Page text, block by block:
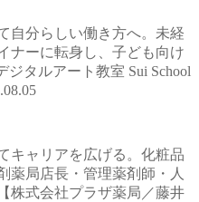
自分らしい働き方へ。未経
ナーに転身し、子ども向け
タルアート教室 Sui School
キャリアを広げる。化粧品
薬局店長・管理薬剤師・人
株式会社プラザ薬局／藤井